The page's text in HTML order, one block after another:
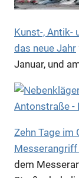
Kunst-, Antik-
das neue Jahr
Januar, und
Zehn Tage im
dem